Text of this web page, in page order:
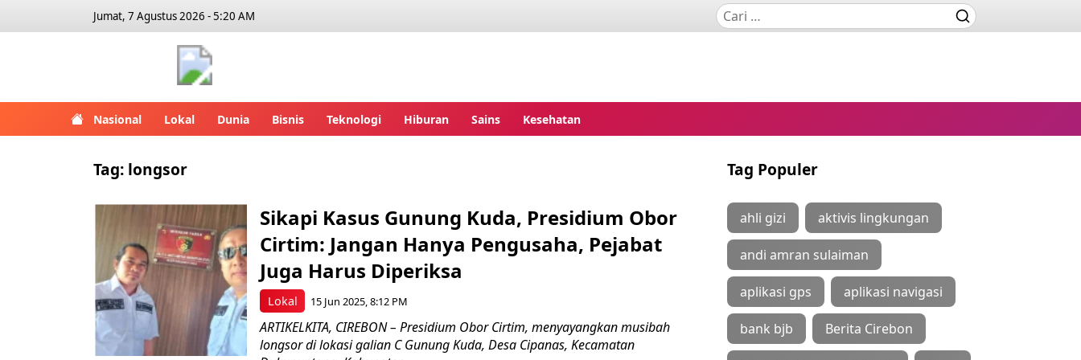
Jumat, 7 Agustus 2026 - 5:20 AM
Nasional Lokal Dunia Bisnis Teknologi Hiburan Sains Kesehatan
Tag: longsor
Lokal
Sikapi Kasus Gunung Kuda, Presidium Obor
Cirtim: Jangan Hanya Pengusaha, Pejabat
Juga Harus Diperiksa
15 Jun 2025, 8:12 PM
ARTIKELKITA, CIREBON – Presidium Obor Cirtim, menyayangkan musibah
longsor di lokasi galian C Gunung Kuda, Desa Cipanas, Kecamatan
Tag Populer
ahli gizi aktivis lingkungan
andi amran sulaiman
aplikasi gps aplikasi navigasi
bank bjb Berita Cirebon